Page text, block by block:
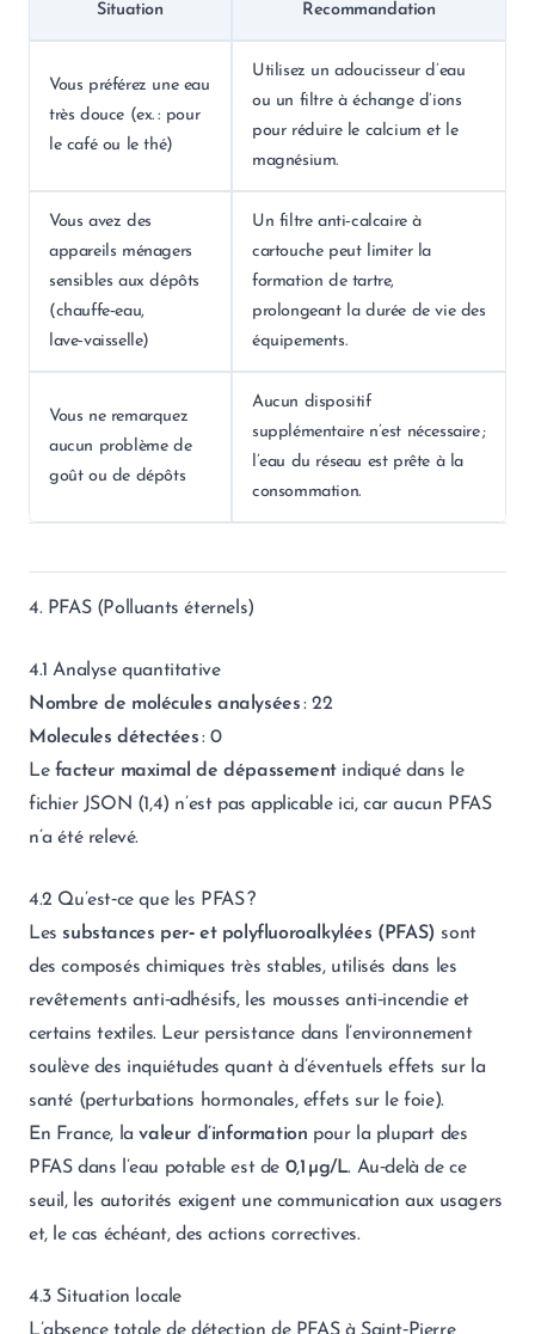
Situation Recommandation
Vous préférez une eau
très douce (ex. : pour
le café ou le thé)
Utilisez un adoucisseur d’eau
ou un filtre à échange d’ions
pour réduire le calcium et le
magnésium.
Vous avez des
appareils ménagers
sensibles aux dépôts
(chauffe‑eau,
lave‑vaisselle)
Un filtre anti‑calcaire à
cartouche peut limiter la
formation de tartre,
prolongeant la durée de vie des
équipements.
Vous ne remarquez
aucun problème de
goût ou de dépôts
Aucun dispositif
supplémentaire n’est nécessaire ;
l’eau du réseau est prête à la
consommation.
4. PFAS (Polluants éternels)
4.1 Analyse quantitative
Nombre de molécules analysées: 22
Molecules détectées: 0
Le facteur maximal de dépassementindiqué dans le
fichier JSON (1,4) n’est pas applicable ici, car aucun PFAS
n’a été relevé.
4.2 Qu’est‑ce que les PFAS ?
Les substances per‑ et polyfluoroalkylées (PFAS) sont
des composés chimiques très stables, utilisés dans les
revêtements anti‑adhésifs, les mousses anti‑incendie et
certains textiles. Leur persistance dans l’environnement
soulève des inquiétudes quant à d’éventuels effets sur la
santé (perturbations hormonales, effets sur le foie).
En France, lavaleur d’information pour la plupart des
PFAS dans l’eau potable est de 0,1 µg/L. Au‑delà de ce
seuil, les autorités exigent une communication aux usagers
et, le cas échéant, des actions correctives.
4.3 Situation locale